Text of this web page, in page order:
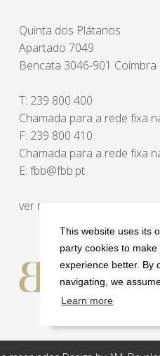
This website uses its
party cookies to
experience better. By
navigating, we
Learn more
Quinta dos Plátanos
Apartado 7049
Bencata 3046-901 Coimbra
T: 239 800 400
Chamada para a rede fixa
F: 239 800 410
Chamada para a rede fixa
E:fbb@fbb.pt
ver mapa